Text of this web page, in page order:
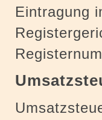
Eintragung